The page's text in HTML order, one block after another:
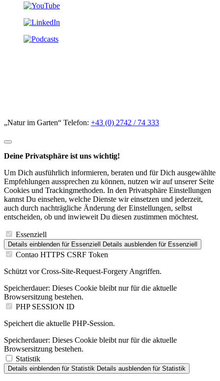
„Natur im Garten“ Telefon: +43 (0) 2742 / 74 333
Deine Privatsphäre ist uns wichtig!
Um Dich ausführlich informieren, beraten und für Dich ausgewählte
Empfehlungen aussprechen zu können, nutzen wir auf unserer Seite
Cookies und Trackingmethoden. In den Privatsphäre Einstellungen
kannst Du einsehen, welche Dienste wir einsetzen und jederzeit,
auch durch nachträgliche Änderung der Einstellungen, selbst
entscheiden, ob und inwieweit Du diesen zustimmen möchtest.
Essenziell
Details einblenden für Essenziell Details ausblenden für Essenziell
Contao HTTPS CSRF Token
Schützt vor Cross-Site-Request-Forgery Angriffen.
Speicherdauer: Dieses Cookie bleibt nur für die aktuelle
Browsersitzung bestehen.
PHP SESSION ID
Speichert die aktuelle PHP-Session.
Speicherdauer: Dieses Cookie bleibt nur für die aktuelle
Browsersitzung bestehen.
Statistik
Details einblenden für Statistik Details ausblenden für Statistik